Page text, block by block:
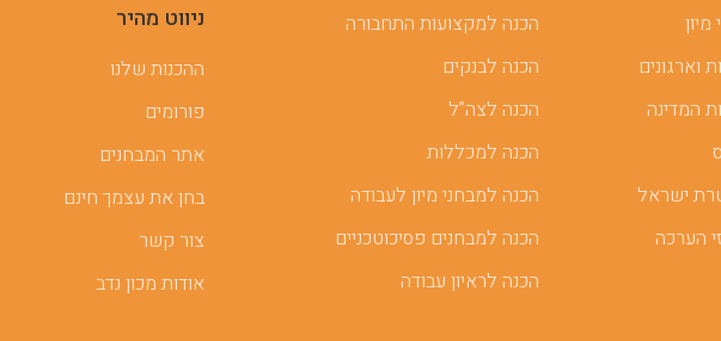
וארגונים
המדינה
ישראל
הערכה
הכנה למקצועות התחבורה
הכנה לבנקים
הכנה לצה”ל
הכנה למכללות
הכנה למבחני מיון לעבודה
הכנה למבחנים פסיכוטכניים
הכנה לראיון עבודה
ניווט מהיר
ההכנות שלנו
פורומים
אתר המבחנים
בחן את עצמך חינם
צור קשר
אודות מכון נדב